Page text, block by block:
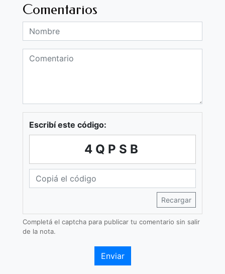
Comentarios
Escribí este código:
4QPSB
Recargar
Completá el captcha para publicar tu comentario sin salir
de la nota.
Enviar